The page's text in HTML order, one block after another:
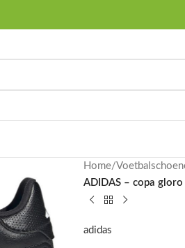
Home/
ADIDAS – copa
adidas